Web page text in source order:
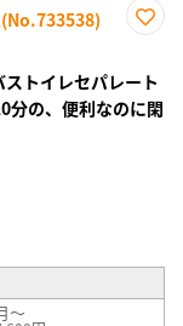
り登
録
トイレセパレート
分の、便利なのに閑
～